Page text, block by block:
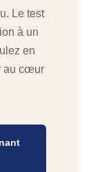
Le test
à un
en
au cœur